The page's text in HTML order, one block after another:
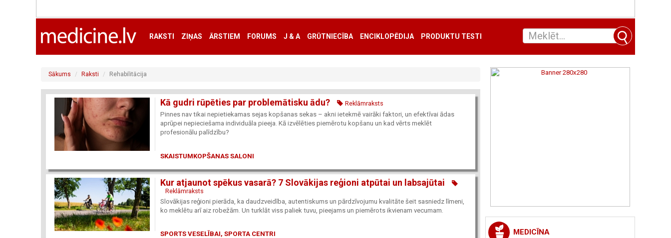
RAKSTI ZIŅAS ĀRSTIEM FORUMS J & A GRŪTNIECĪBA ENCIKLOPĒDIJA PRODUKTU TESTI
Sākums Raksti Rehabilitācija
Kā gudri rūpēties par problemātisku ādu?
Reklāmraksts
Pinnes nav tikai nepietiekamas sejas kopšanas sekas – akni ietekmē vairāki faktori, un efektīvai ādas
aprūpei nepieciešama individuāla pieeja. Kā izvēlēties piemērotu kopšanu un kad vērts meklēt
profesionālu palīdzību?
SKAISTUMKOPŠANAS SALONI
Kur atjaunot spēkus vasarā? 7 Slovākijas reģioni atpūtai un labsajūtai
Reklāmraksts
Slovākijas reģioni pierāda, ka daudzveidība, autentiskums un pārdzīvojumu kvalitāte šeit sasniedz līmeni,
ko meklētu arī aiz robežām. Un turklāt viss paliek tuvu, pieejams un piemērots ikvienam vecumam.
SPORTS VESELĪBAI, SPORTA CENTRI MEDICĪNA